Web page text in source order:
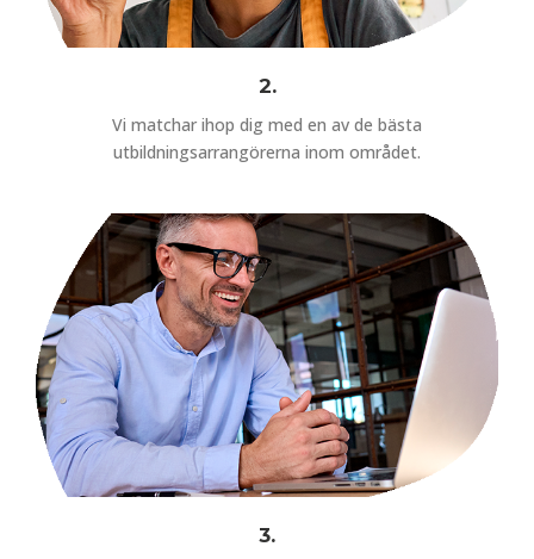
2.
Vi matchar ihop dig med en av de bästa
utbildningsarrangörerna inom området.
3.